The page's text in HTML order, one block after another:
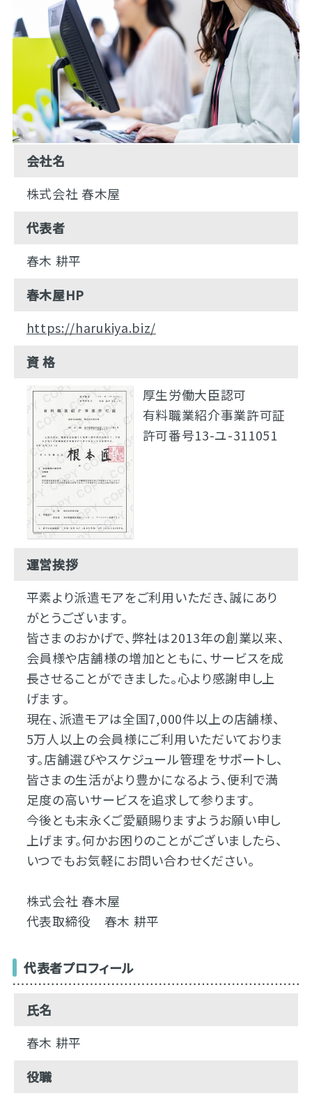
会社名
株式会社 春木屋
代表者
春木 耕平
春木屋HP
https://harukiya.biz/
資 格
厚生労働大臣認可
有料職業紹介事業許可証
許可番号13-ユ-311051
運営挨拶
平素より派遣モアをご利用いただき、誠にあり
がとうございます。
皆さまのおかげで、弊社は2013年の創業以来、
会員様や店舗様の増加とともに、サービスを成
長させることができました。心より感謝申し上
げます。
現在、派遣モアは全国7,000件以上の店舗様、
5万人以上の会員様にご利用いただいておりま
す。店舗選びやスケジュール管理をサポートし、
皆さまの生活がより豊かになるよう、便利で満
足度の高いサービスを追求して参ります。
今後とも末永くご愛顧賜りますようお願い申し
上げます。何かお困りのことがございましたら、
いつでもお気軽にお問い合わせください。
株式会社 春木屋
代表取締役 春木 耕平
代表者プロフィール
氏名
春木 耕平
役職